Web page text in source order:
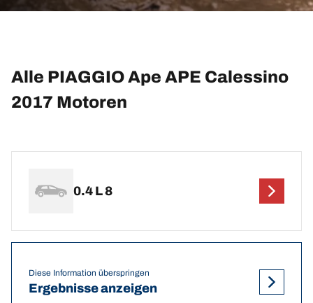
Alle PIAGGIO Ape APE Calessino
2017 Motoren
0.4 L 8
Diese Information überspringen
Ergebnisse anzeigen